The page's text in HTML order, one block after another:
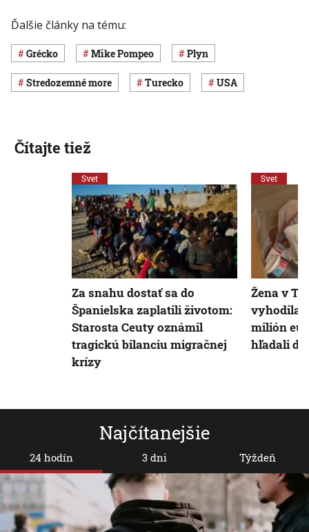
Ďalšie články na tému:
Grécko Mike Pompeo plyn
Stredozemné more Turecko USA
Najčítanejšie
24 hodín 3 dni Týždeň
Čítajte tiež
Svet
Za snahu dostať sa do
Španielska zaplatili životom:
Starosta Ceuty oznámil
tragickú bilanciu migračnej
krízy
Svet
Žena v
vyhodila
milión
hľadali